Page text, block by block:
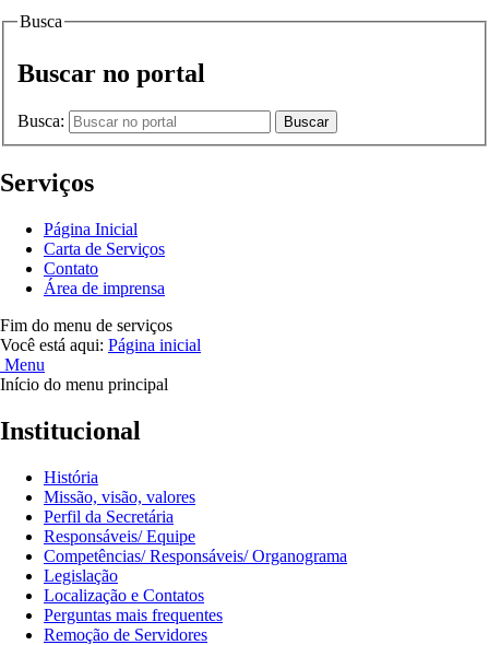
Busca
Buscar no portal
Busca: Buscar
Serviços
Página Inicial
Carta de Serviços
Contato
Área de imprensa
Fim do menu de serviços
Você está aqui: Página inicial
Menu
Início do menu principal
Institucional
História
Missão, visão, valores
Perfil da Secretária
Responsáveis/ Equipe
Competências/ Responsáveis/ Organograma
Legislação
Localização e Contatos
Perguntas mais frequentes
Remoção de Servidores